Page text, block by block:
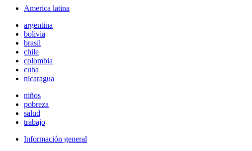
America latina
argentina
bolivia
brasil
chile
colombia
cuba
nicaragua
niños
pobreza
salud
trabajo
Información general